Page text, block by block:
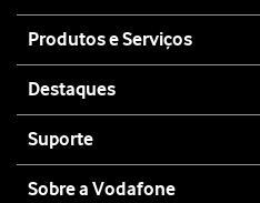
map
Produtos e Serviços
Destaques
Suporte
Sobre a Vodafone